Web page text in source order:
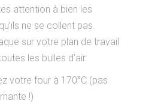
attention à bien les
ne se collent pas.
sur votre plan de travail
les bulles d’air.
votre four à 170°C (pas
!)